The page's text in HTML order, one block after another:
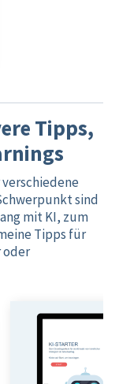
Tipps,
sind
mit KI, zum
Tipps für
oder